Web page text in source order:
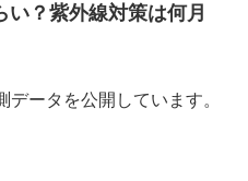
？紫外線対策は何月
ータを公開しています。